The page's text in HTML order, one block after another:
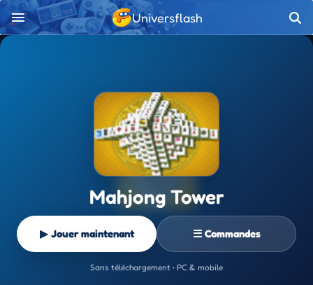
Universflash
Mahjong Tower
▶ Jouer maintenant ☰ Commandes
Sans téléchargement • PC & mobile